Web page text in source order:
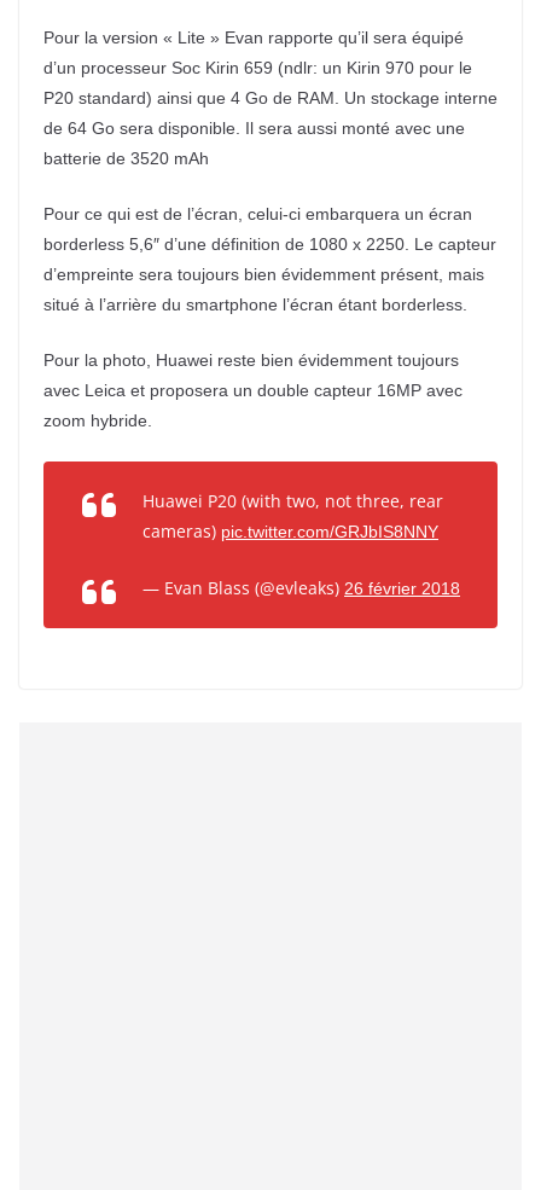
Pour la version « Lite » Evan rapporte qu’il sera équipé
d’un processeur Soc Kirin 659 (ndlr: un Kirin 970 pour le
P20 standard) ainsi que 4 Go de RAM. Un stockage interne
de 64 Go sera disponible. Il sera aussi monté avec une
batterie de 3520 mAh
Pour ce qui est de l’écran, celui-ci embarquera un écran
borderless 5,6″ d’une définition de 1080 x 2250. Le capteur
d’empreinte sera toujours bien évidemment présent, mais
situé à l’arrière du smartphone l’écran étant borderless.
Pour la photo, Huawei reste bien évidemment toujours
avec Leica et proposera un double capteur 16MP avec
zoom hybride.
Huawei P20 (with two, not three, rear
cameras) pic.twitter.com/GRJbIS8NNY
— Evan Blass (@evleaks) 26 février 2018